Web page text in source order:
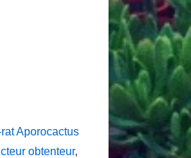
Aporocactus
obtenteur,